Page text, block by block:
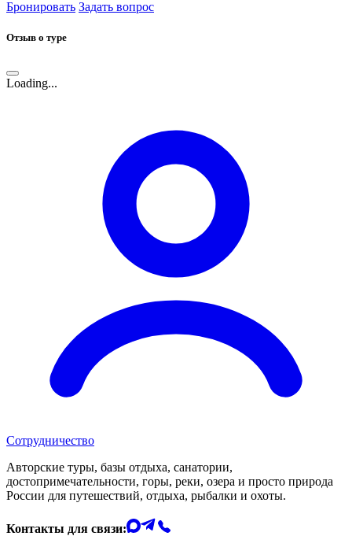
Бронировать Задать вопрос
Отзыв о туре
Loading...
Сотрудничество
Авторские туры, базы отдыха, санатории,
достопримечательности, горы, реки, озера и просто природа
России для путешествий, отдыха, рыбалки и охоты.
Контакты для связи: